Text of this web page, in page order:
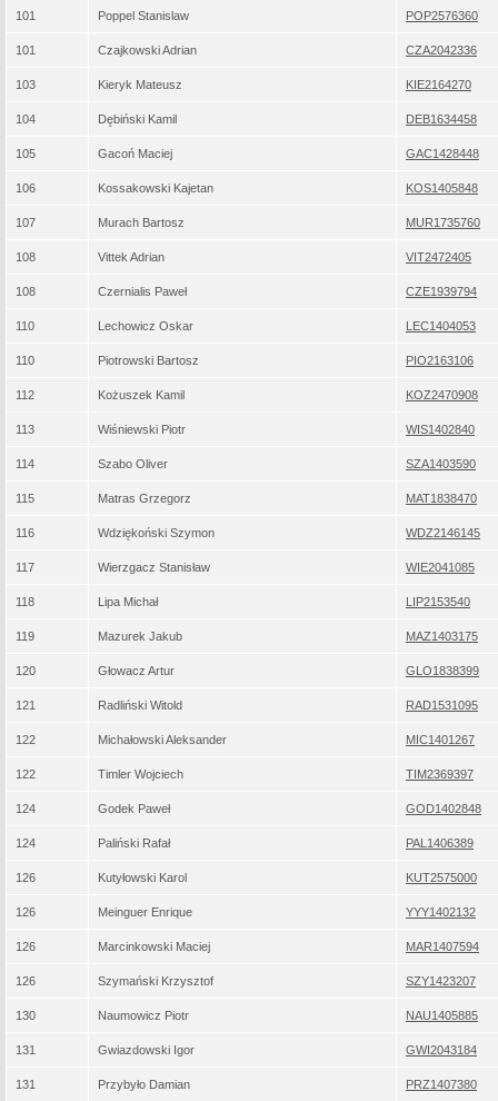
101 Poppel Stanislaw POP2576360
101 Czajkowski Adrian CZA2042336
103 Kieryk Mateusz KIE2164270
104 Dębiński Kamil DEB1634458
105 Gacoń Maciej GAC1428448
106 Kossakowski Kajetan KOS1405848
107 Murach Bartosz MUR1735760
108 Vittek Adrian VIT2472405
108 Czernialis Paweł CZE1939794
110 Lechowicz Oskar LEC1404053
110 Piotrowski Bartosz PIO2163106
112 Kożuszek Kamil KOZ2470908
113 Wiśniewski Piotr WIS1402840
114 Szabo Oliver SZA1403590
115 Matras Grzegorz MAT1838470
116 Wdziękoński Szymon WDZ2146145
117 Wierzgacz Stanisław WIE2041085
118 Lipa Michał LIP2153540
119 Mazurek Jakub MAZ1403175
120 Głowacz Artur GLO1838399
121 Radliński Witold RAD1531095
122 Michałowski Aleksander MIC1401267
122 Timler Wojciech TIM2369397
124 Godek Paweł GOD1402848
124 Paliński Rafał PAL1406389
126 Kutyłowski Karol KUT2575000
126 Meinguer Enrique YYY1402132
126 Marcinkowski Maciej MAR1407594
126 Szymański Krzysztof SZY1423207
130 Naumowicz Piotr NAU1405885
131 Gwiazdowski Igor GWI2043184
131 Przybyło Damian PRZ1407380